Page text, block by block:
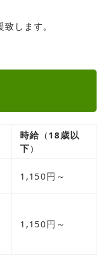
します。
時給（18歳以
下）
1,150円～
1,150円～